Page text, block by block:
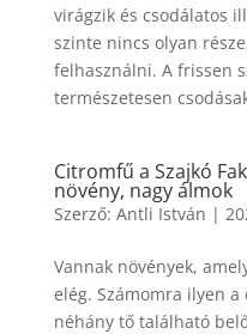
virágzik és csodálatos
szinte nincs olyan
felhasználni. A frissen
természetesen
Citromfű a Szajkó
növény, nagy álmok
Szerző: Antli István |
Vannak növények,
elég. Számomra ilyen
néhány tő található